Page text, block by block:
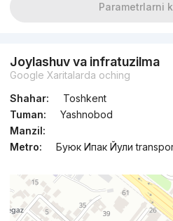
Parametrlarni
Joylashuv va infratuzilma
Google Xaritalarda oching
Shahar:
Toshkent
Tuman:
Yashnobod
Manzil:
Metro:
Буюк Ипак Йули